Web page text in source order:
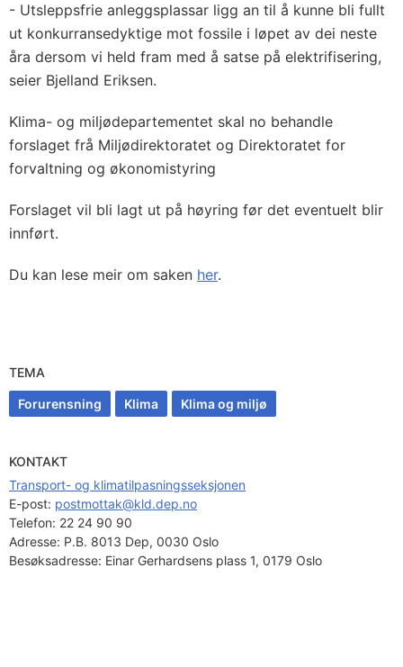
- Utsleppsfrie anleggsplassar ligg an til å kunne bli fullt
ut konkurransedyktige mot fossile i løpet av dei neste
åra dersom vi held fram med å satse på elektrifisering,
seier Bjelland Eriksen.
Klima- og miljødepartementet skal no behandle
forslaget frå Miljødirektoratet og Direktoratet for
forvaltning og økonomistyring
Forslaget vil bli lagt ut på høyring før det eventuelt blir
innført.
Du kan lese meir om saken her.
TEMA
Forurensning Klima Klima og miljø
KONTAKT
Transport- og klimatilpasningsseksjonen
E-post: postmottak@kld.dep.no
Telefon: 22 24 90 90
Adresse: P.B. 8013 Dep, 0030 Oslo
Besøksadresse: Einar Gerhardsens plass 1, 0179 Oslo